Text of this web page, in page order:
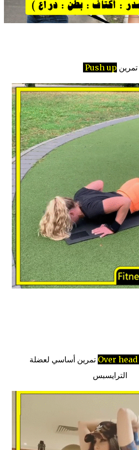
تمرينPush up
Overتمرين أساسي لعضلة
الترايسبس